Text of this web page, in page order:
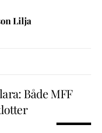
Lilja
Både MFF